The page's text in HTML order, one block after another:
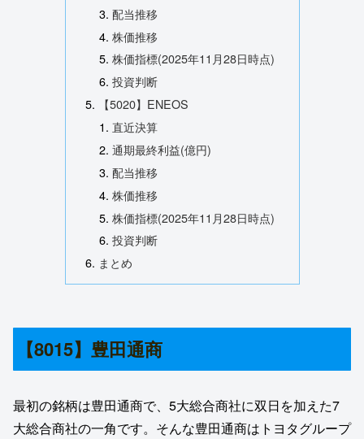
配当推移
株価推移
株価指標(2025年11月28日時点)
投資判断
【5020】ENEOS
直近決算
通期最終利益(億円)
配当推移
株価推移
株価指標(2025年11月28日時点)
投資判断
まとめ
【8015】豊田通商
最初の銘柄は豊田通商で、5大総合商社に双日を加えた7
大総合商社の一角です。そんな豊田通商はトヨタグループ